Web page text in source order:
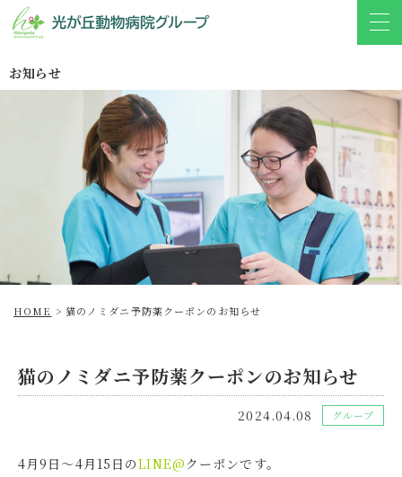
お知らせ
HOME > 猫のノミダニ予防薬クーポンのお知らせ
猫のノミダニ予防薬クーポンのお知らせ
2024.04.08 グループ
4月9日～4月15日のLINE@ クーポンです。